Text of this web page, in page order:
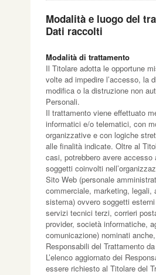
Modalità e luogo del
Dati raccolti
Modalità di trattamento
Il Titolare adotta le opportune
volte ad impedire l’accesso, la
modifica o la distruzione non
Personali.
Il trattamento viene effettuato
informatici e/o telematici, con
organizzative e con logiche
alle finalità indicate. Oltre al
casi, potrebbero avere accesso
soggetti coinvolti
Sito Web (personale
commerciale, marketing, legali,
sistema) ovvero soggetti
servizi tecnici terzi, corrieri
provider, società informatiche,
comunicazione) nominati
Responsabili del Trattamento
L’elenco aggiornato dei
essere richiesto al Titolare del